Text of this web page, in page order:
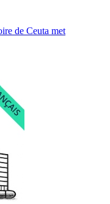
de Ceuta met